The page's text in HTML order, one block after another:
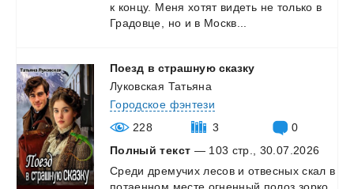
к концу. Меня хотят видеть не только в
Градовце,
но и в Москв...
Поезд в страшную сказку
Луковская Татьяна
Городское фэнтези
228
3
0
Полный текст — 103 стр., 30.07.2026
Среди дремучих лесов и отвесных скал в